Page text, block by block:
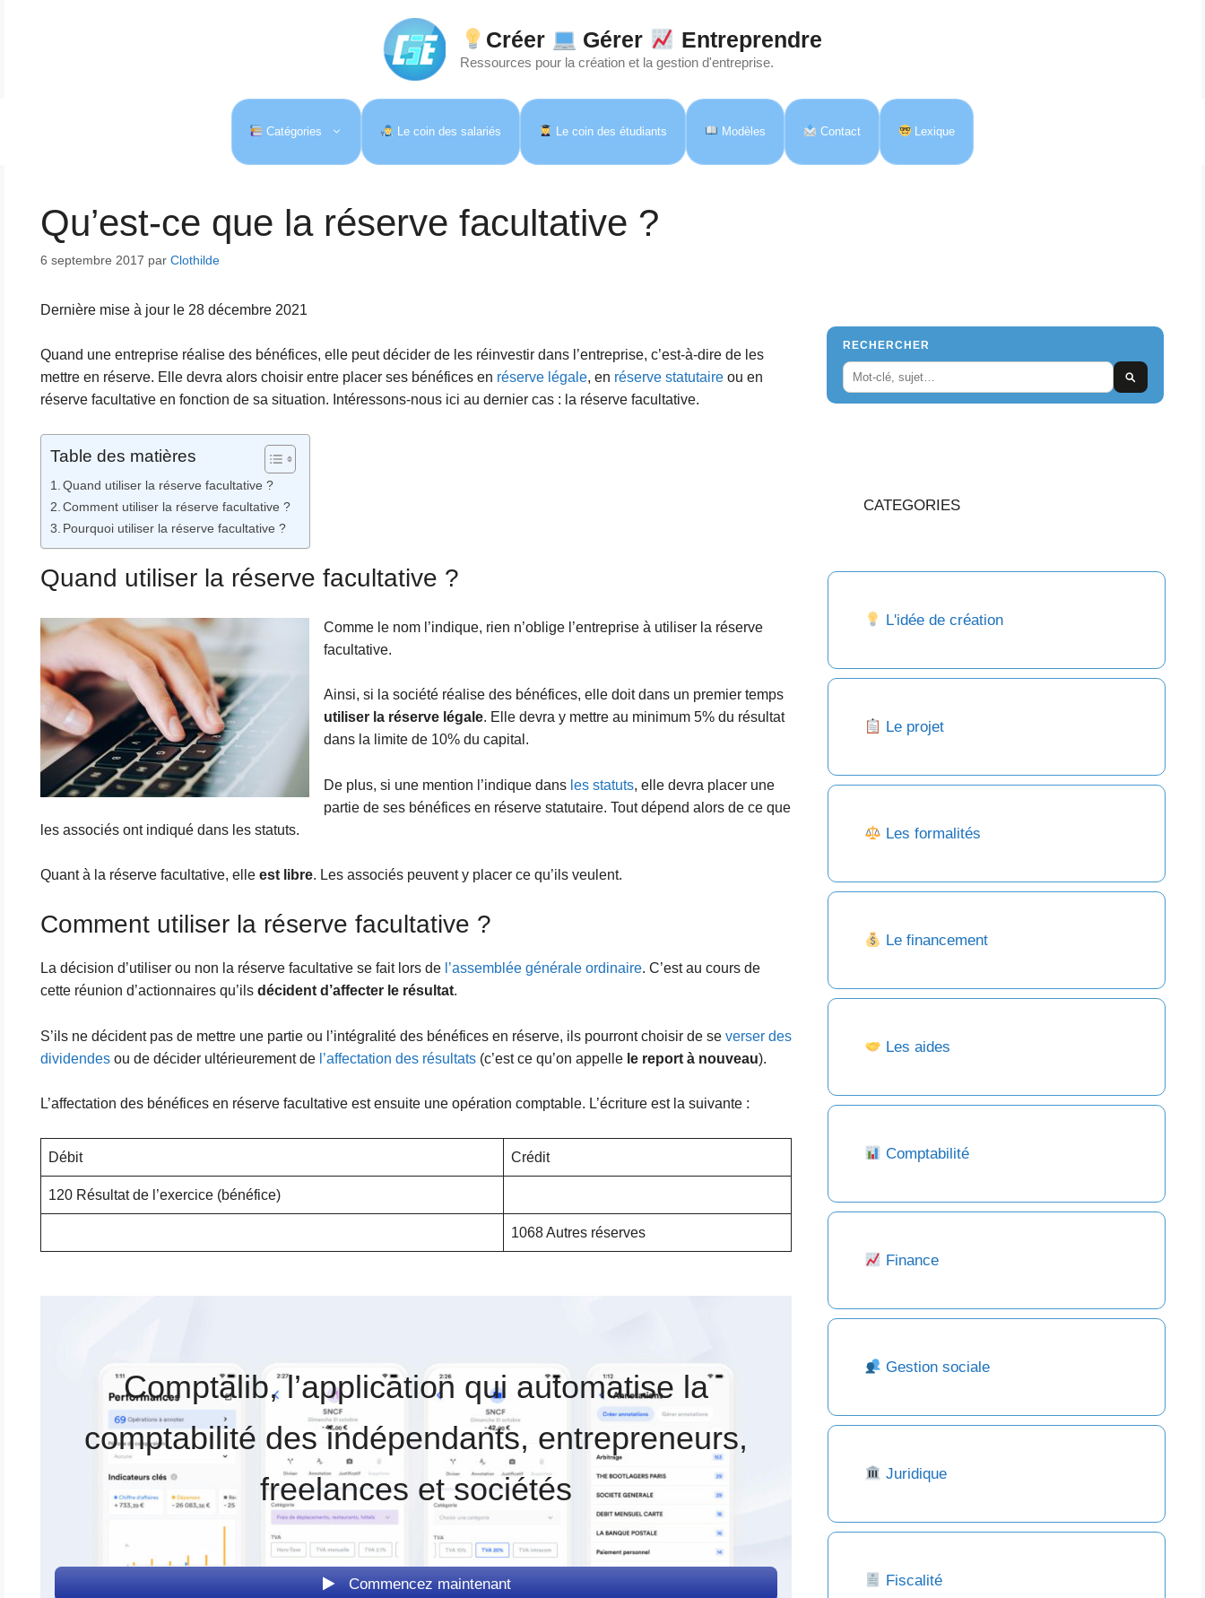
Créer Gérer Entreprendre
Ressources pour la création et la gestion d'entreprise.
Catégories Le coin des salariés Le coin des étudiants Modèles Contact Lexique
Qu’est-ce que la réserve facultative ?
6 septembre 2017 par Clothilde
Dernière mise à jour le 28 décembre 2021
Quand une entreprise réalise des bénéfices, elle peut décider de les réinvestir dans l’entreprise, c’est-à-dire de les
mettre en réserve. Elle devra alors choisir entre placer ses bénéfices en réserve légale, en réserve statutaireou en
réserve facultative en fonction de sa situation. Intéressons-nous ici au dernier cas : la réserve facultative.
Table des matières
Quand utiliser la réserve facultative ?
Comment utiliser la réserve facultative ?
Pourquoi utiliser la réserve facultative ?
Quand utiliser la réserve facultative ?
Comme le nom l’indique, rien n’oblige l’entreprise à utiliser la réserve
facultative.
Ainsi, si la société réalise des bénéfices, elle doit dans un premier temps
utiliser la réserve légale. Elle devra y mettre au minimum 5% du résultat
dans la limite de 10% du capital.
De plus, si une mention l’indique dans les statuts, elle devra placer une
partie de ses bénéfices en réserve statutaire. Tout dépend alors de ce que
les associés ont indiqué dans les statuts.
Quant à la réserve facultative, elle est libre. Les associés peuvent y placer ce qu’ils veulent.
Comment utiliser la réserve facultative ?
La décision d’utiliser ou non la réserve facultative se fait lors de l’assemblée générale ordinaire. C’est au cours de
cette réunion d’actionnaires qu’ils décident d’affecter le résultat.
S’ils ne décident pas de mettre une partie ou l’intégralité des bénéfices en réserve, ils pourront choisir de se verser des
dividendesou de décider ultérieurement de l’affectation des résultats(c’est ce qu’on appellele report à nouveau).
L’affectation des bénéfices en réserve facultative est ensuite une opération comptable. L’écriture est la suivante :
Débit Crédit
120 Résultat de l’exercice (bénéfice)
1068 Autres réserves
Comptalib, l’application qui automatise la
comptabilité des indépendants, entrepreneurs,
freelances et sociétés
Commencez maintenant
RECHERCHER
CATEGORIES
L'idée de création
Le projet
Les formalités
Le financement
Les aides
Comptabilité
Finance
Gestion sociale
Juridique
Fiscalité